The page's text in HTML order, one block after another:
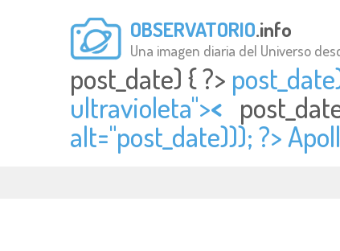
OBSERVATORIO.info
Una imagen diaria del Universo
post_date) { ?>
ultravioleta"><
alt="post_date))); ?>